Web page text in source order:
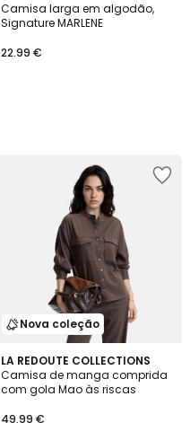
Camisa larga em algodão,
Signature MARLENE
22.99 €
Nova coleção
LA REDOUTE COLLECTIONS
Camisa de manga comprida
com gola Mao às riscas
49.99 €